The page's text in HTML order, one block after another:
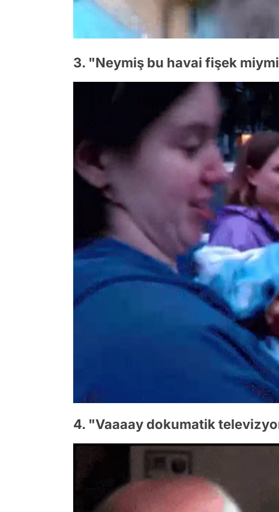
3. "Neymiş bu havai fişek
4. "Vaaaay dokumatik